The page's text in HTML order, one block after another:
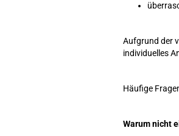
Aufgrund der
individuelles
Häufige
Warum nicht